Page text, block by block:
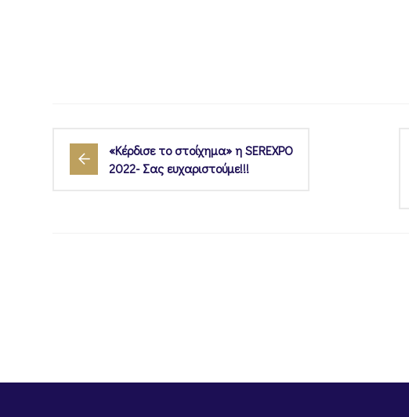
«Κέρδισε το στοίχημα» η SEREXPO
2022- Σας ευχαριστούμε!!!